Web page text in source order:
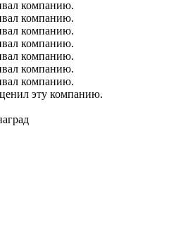
компанию.
компанию.
компанию.
компанию.
компанию.
компанию.
компанию.
эту компанию.